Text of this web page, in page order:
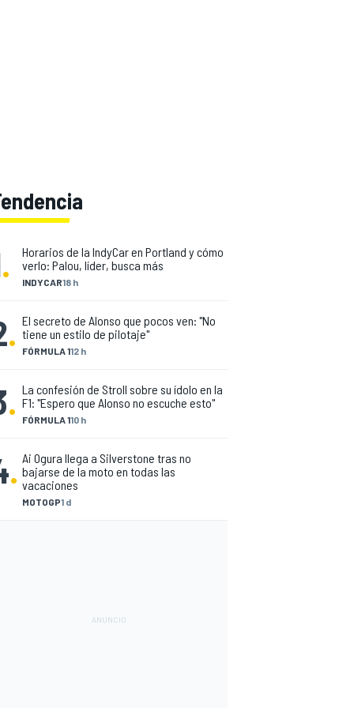
. INDYCAR18 h
Horarios de la IndyCar en Portland y cómo
verlo: Palou, líder, busca más
. FÓRMULA 112 h
El secreto de Alonso que pocos ven: "No
tiene un estilo de pilotaje"
. FÓRMULA 110 h
La confesión de Stroll sobre su ídolo en la
F1: "Espero que Alonso no escuche esto"
.
MOTOGP1 d
Ai Ogura llega a Silverstone tras no
bajarse de la moto en todas las
vacaciones